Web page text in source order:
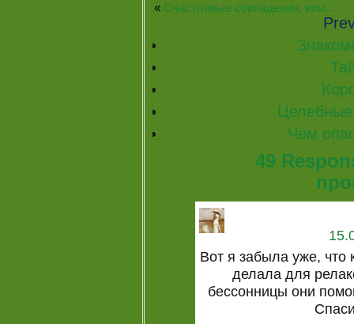
« Счастливые совпадения, или…
Целебные
Чем
49
Вот я забыла уже, что
делала для
бессонницы они